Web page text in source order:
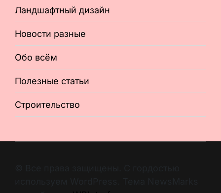
Ландшафтный дизайн
Новости разные
Обо всём
Полезные статьи
Строительство